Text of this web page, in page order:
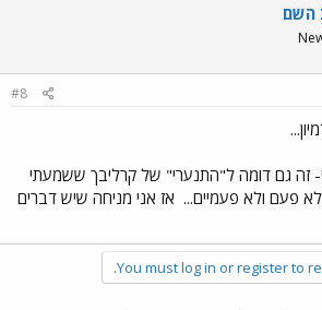
השם
#8
זה גם דומה ל"התנערי" של קרליבך ששמעתי
פעם ולא פעמיים... אז אני מניחה שיש דברים
You must log in or register to